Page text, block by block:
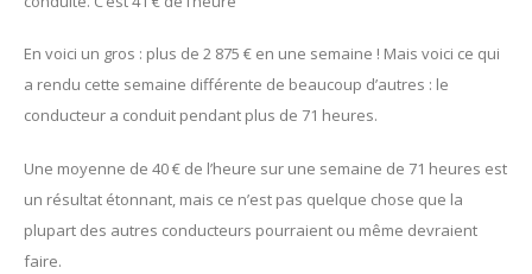
En voici un gros : plus de 2 875 € en une semaine ! Mais voici ce qui
a rendu cette semaine différente de beaucoup d’autres : le
conducteur a conduit pendant plus de 71 heures.
Une moyenne de 40 € de l’heure sur une semaine de 71 heures est
un résultat étonnant, mais ce n’est pas quelque chose que la
plupart des autres conducteurs pourraient ou même devraient
faire.